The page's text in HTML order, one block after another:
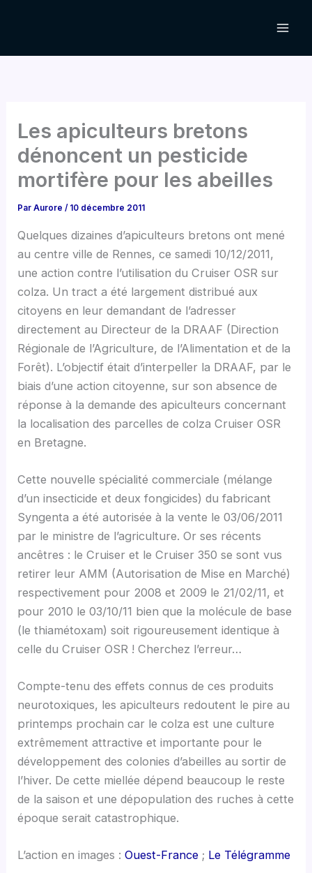
Les apiculteurs bretons
dénoncent un pesticide
mortifère pour les abeilles
ParAurore/ 10 décembre 2011
Quelques dizaines d’apiculteurs bretons ont mené
au centre ville de Rennes, ce samedi 10/12/2011,
une action contre l’utilisation du Cruiser OSR sur
colza. Un tract a été largement distribué aux
citoyens en leur demandant de l’adresser
directement au Directeur de la DRAAF (Direction
Régionale de l’Agriculture, de l’Alimentation et de la
Forêt). L’objectif était d’interpeller la DRAAF, par le
biais d’une action citoyenne, sur son absence de
réponse à la demande des apiculteurs concernant
la localisation des parcelles de colza Cruiser OSR
en Bretagne.
Cette nouvelle spécialité commerciale (mélange
d’un insecticide et deux fongicides) du fabricant
Syngenta a été autorisée à la vente le 03/06/2011
par le ministre de l’agriculture. Or ses récents
ancêtres : le Cruiser et le Cruiser 350 se sont vus
retirer leur AMM (Autorisation de Mise en Marché)
respectivement pour 2008 et 2009 le 21/02/11, et
pour 2010 le 03/10/11 bien que la molécule de base
(le thiamétoxam) soit rigoureusement identique à
celle du Cruiser OSR ! Cherchez l’erreur…
Compte-tenu des effets connus de ces produits
neurotoxiques, les apiculteurs redoutent le pire au
printemps prochain car le colza est une culture
extrêmement attractive et importante pour le
développement des colonies d’abeilles au sortir de
l’hiver. De cette miellée dépend beaucoup le reste
de la saison et une dépopulation des ruches à cette
époque serait catastrophique.
L’action en images :Ouest-France ; Le Télégramme